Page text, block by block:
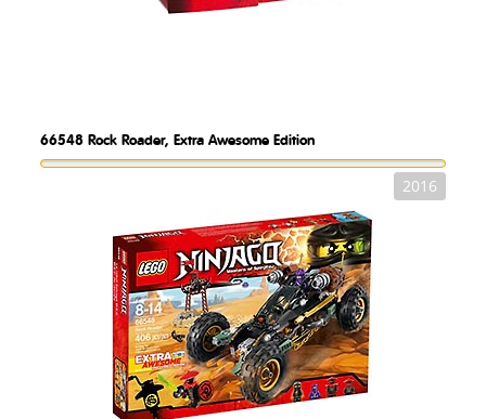
66548 Rock Roader, Extra Awesome Edition
2016